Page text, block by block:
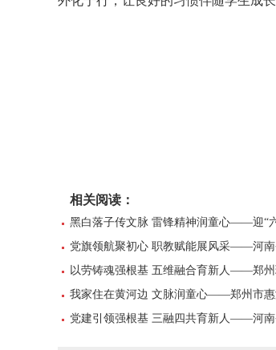
相关阅读：
黑白落子传文脉 雷锋精神润童心——迎“
党旗领航聚初心 职教赋能展风采——河
以劳铸魂强根基 五维融合育新人——郑
我家住在黄河边 文脉润童心——郑州市
党建引领强根基 三融四共育新人——河南